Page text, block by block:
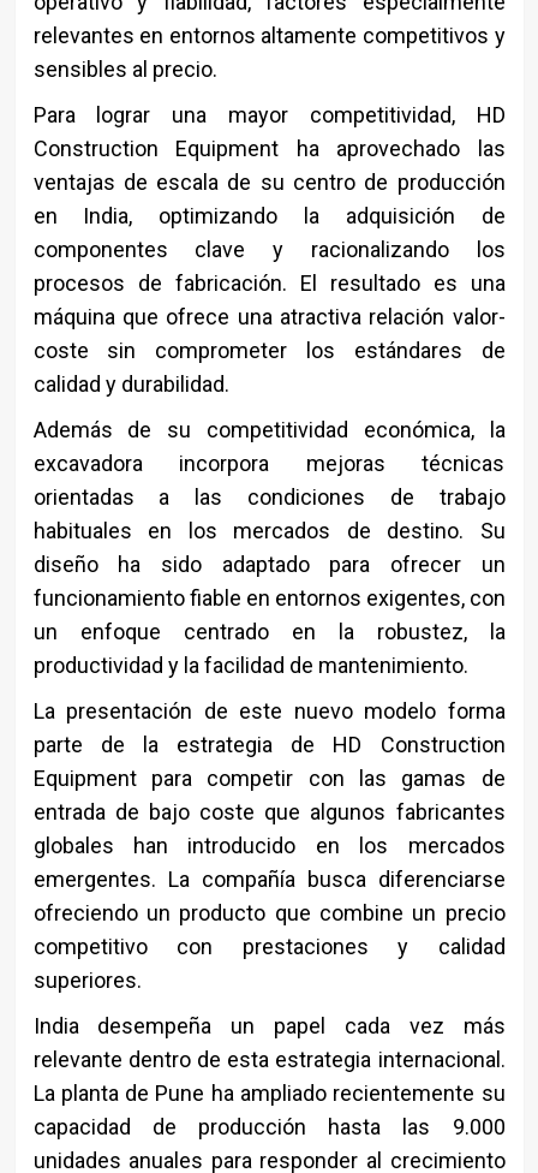
relevantes en entornos altamente competitivos y
sensibles al precio.
Para lograr una mayor competitividad, HD
Construction Equipment ha aprovechado las
ventajas de escala de su centro de producción
en India, optimizando la adquisición de
componentes clave y racionalizando los
procesos de fabricación. El resultado es una
máquina que ofrece una atractiva relación valor-
coste sin comprometer los estándares de
calidad y durabilidad.
Además de su competitividad económica, la
excavadora incorpora mejoras técnicas
orientadas a las condiciones de trabajo
habituales en los mercados de destino. Su
diseño ha sido adaptado para ofrecer un
funcionamiento fiable en entornos exigentes, con
un enfoque centrado en la robustez, la
productividad y la facilidad de mantenimiento.
La presentación de este nuevo modelo forma
parte de la estrategia de HD Construction
Equipment para competir con las gamas de
entrada de bajo coste que algunos fabricantes
globales han introducido en los mercados
emergentes. La compañía busca diferenciarse
ofreciendo un producto que combine un precio
competitivo con prestaciones y calidad
superiores.
India desempeña un papel cada vez más
relevante dentro de esta estrategia internacional.
La planta de Pune ha ampliado recientemente su
capacidad de producción hasta las 9.000
unidades anuales para responder al crecimiento